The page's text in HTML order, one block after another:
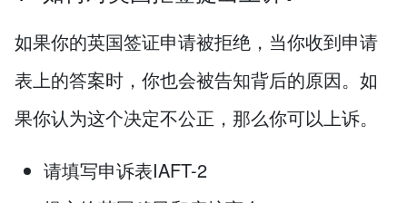
如果你的英国签证申请被拒绝，当你收到申请
表上的答案时，你也会被告知背后的原因。如
果你认为这个决定不公正，那么你可以上诉。
请填写申诉表IAFT-2